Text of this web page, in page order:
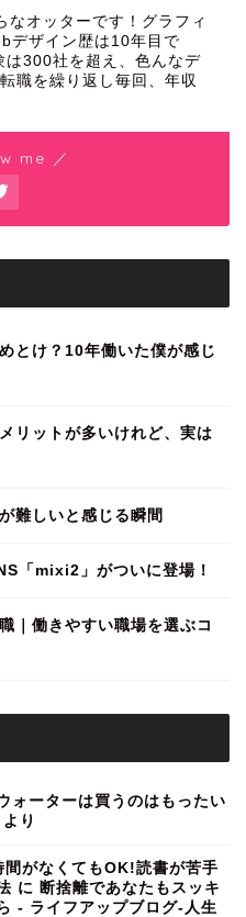
オッターです！グラフィ
デザイン歴は10年目で
は300社を超え、色んなデ
職を繰り返し毎回、年収
me ／
とけ？10年働いた僕が感じ
リットが多いけれど、実は
難しいと感じる瞬間
「mixi2」がついに登場！
｜働きやすい職場を選ぶコ
ォーターは買うのはもったい
より
間がなくてもOK!読書が苦手
に 断捨離であなたもスッキ
- ライフアップブログ-人生